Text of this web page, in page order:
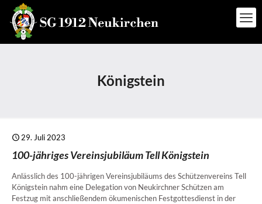
Königstein
29. Juli 2023
100-jähriges Vereinsjubiläum Tell Königstein
Anlässlich des 100-jährigen Vereinsjubiläums des Schützenvereins Tell
Königstein nahm eine Delegation von Neukirchner Schützen am
Festzug mit anschließendem ökumenischen Festgottesdienst in der